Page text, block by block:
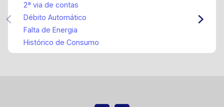
2ª via de contas
Débito Automático
Falta de Energia
Histórico de Consumo